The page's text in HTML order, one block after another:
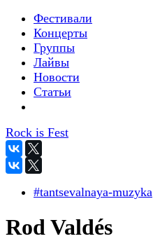
Фестивали
Концерты
Группы
Лайвы
Новости
Статьи
Rock is Fest
#tantsevalnaya-muzyka
Rod Valdés